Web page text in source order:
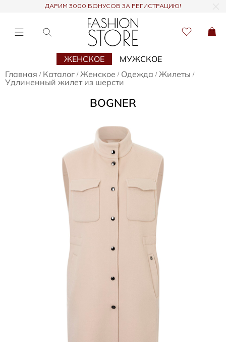
ДАРИМ 3000 БОНУСОВ ЗА РЕГИСТРАЦИЮ!
ЖЕНСКОЕ
МУЖСКОЕ
Главная / Каталог / Женское / Одежда / Жилеты /
Удлиненный жилет из шерсти
BOGNER